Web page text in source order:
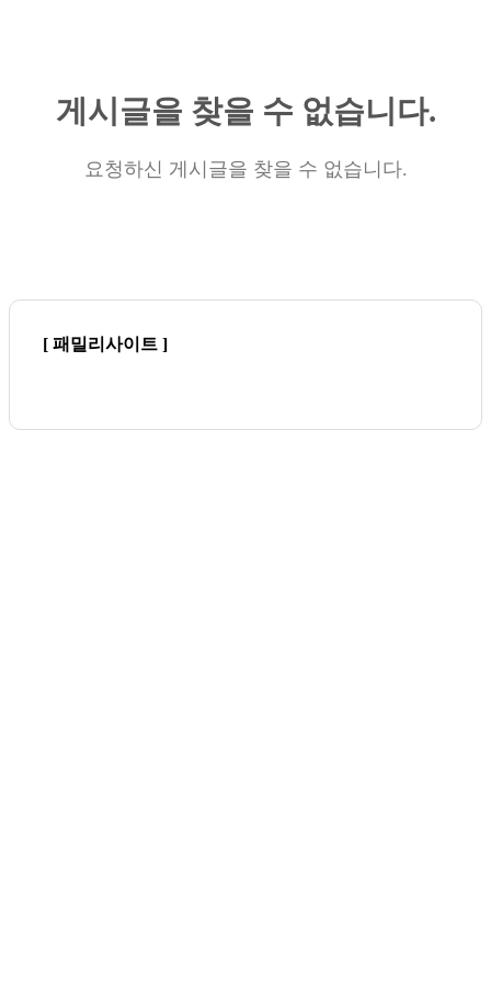
게시글을 찾을 수 없습니다.
요청하신 게시글을 찾을 수 없습니다.
[ 패밀리사이트 ]